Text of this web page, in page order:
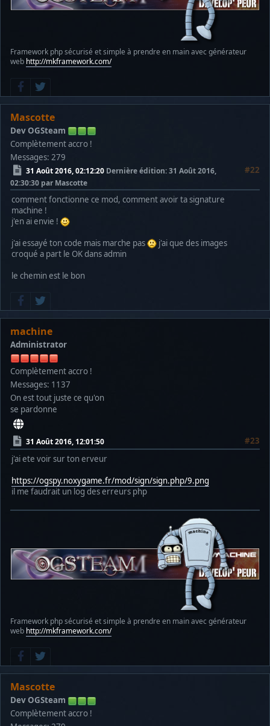
Framework php sécurisé et simple à prendre en main avec générateur
web http://mkframework.com/
Mascotte
Dev OGSteam
Complètement accro !
Messages: 279
31 Août 2016, 02:12:20 #22
Dernière édition: 31 Août 2016,
02:30:30 par Mascotte
comment fonctionne ce mod, comment avoir ta signature
machine !
j'en ai envie !
j'ai essayé ton code mais marche pas
j'ai que des images
croqué a part le OK dans admin
le chemin est le bon
machine
Administrator
Complètement accro !
Messages: 1137
On est tout juste ce qu'on
se pardonne
31 Août 2016, 12:01:50
#23
j'ai ete voir sur ton erveur
https://ogspy.noxygame.fr/mod/sign/sign.php/9.png
il me faudrait un log des erreurs php
Framework php sécurisé et simple à prendre en main avec générateur
web http://mkframework.com/
Mascotte
Dev OGSteam
Complètement accro !